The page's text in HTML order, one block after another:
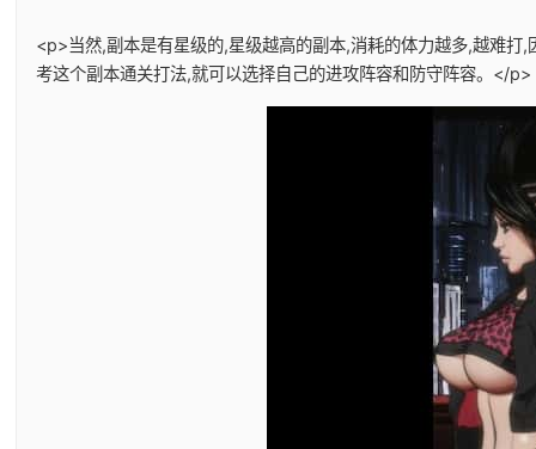
<p>当然,副本是有星级的,星级越高的副本,消耗的体力越多,越难
考这个副本通关打法,就可以选择自己的进攻阵容和防守阵容。</p>